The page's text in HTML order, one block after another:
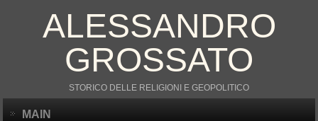
ALESSANDRO
GROSSATO
STORICO DELLE RELIGIONI E GEOPOLITICO
MAIN